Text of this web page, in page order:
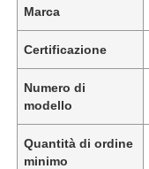
Marca
Certificazione
Numero di
modello
Quantità di ordine
minimo